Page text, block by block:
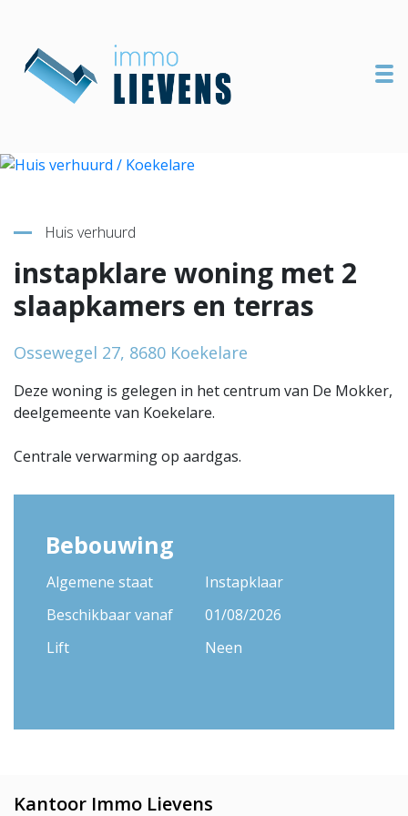
Terug naar overzicht
Huis verhuurd
instapklare woning met 2
slaapkamers en terras
Ossewegel 27, 8680 Koekelare
Deze woning is gelegen in het centrum van De Mokker,
deelgemeente van Koekelare.
Centrale verwarming op aardgas.
Bebouwing
Algemene staat
Instapklaar
Beschikbaar vanaf
01/08/2026
Lift
Neen
Kantoor Immo Lievens